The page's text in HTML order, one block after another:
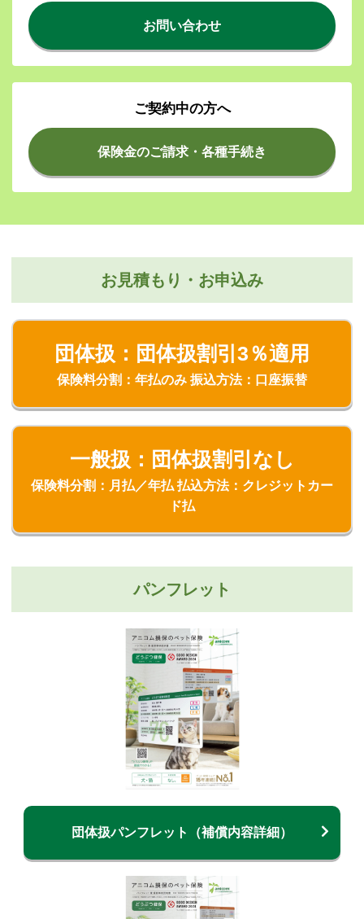
お問い合わせ
ご契約中の方へ
保険金のご請求・各種手続き
お見積もり・お申込み
団体扱：団体扱割引3％適用
保険料分割：年払のみ 振込方法：口座振替
一般扱：団体扱割引なし
保険料分割：月払／年払 払込方法：クレジットカー
ド払
パンフレット
団体扱パンフレット（補償内容詳細）